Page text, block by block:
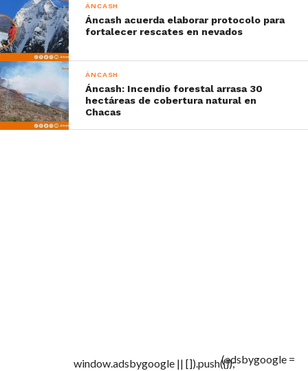
ÁNCASH
Áncash acuerda elaborar protocolo para
fortalecer rescates en nevados
ÁNCASH
Áncash: Incendio forestal arrasa 30
hectáreas de cobertura natural en
Chacas
(adsbygoogle =
window.adsbygoogle || []).push({});